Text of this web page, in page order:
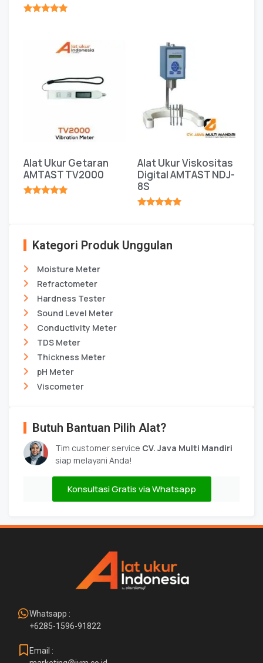
Alat Ukur Getaran
AMTAST TV2000
Alat Ukur Viskositas
Digital AMTAST NDJ-
8S
Kategori Produk Unggulan
Moisture Meter
Refractometer
Hardness Tester
Sound Level Meter
Conductivity Meter
TDS Meter
Thickness Meter
pH Meter
Viscometer
Butuh Bantuan Pilih Alat?
Tim customer service CV. Java Multi Mandiri
siap melayani Anda!
Konsultasi Gratis via Whatsapp
Whatsapp :
+6285-1596-91822
Email :